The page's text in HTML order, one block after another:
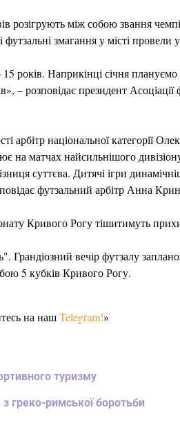
розігрують між собою звання
змагання у місті провели
15 років. Наприкінці січня
– розповідає президент
арбітр національної категорії
на матчах найсильнішого
суттєва. Дитячі ігри
футзальний арбітр Анна
Кривого Рогу тішитимуть
Грандіозний вечір футзалу
5 кубків Кривого Рогу.
на нашTelegram!»
туризму
греко-римської боротьби